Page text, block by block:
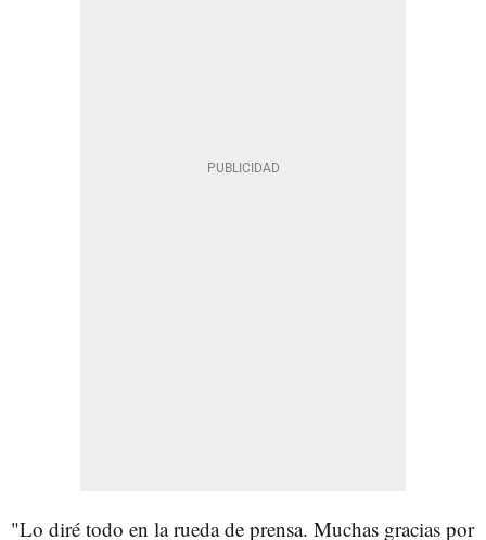
"Lo diré todo en la rueda de prensa. Muchas gracias por